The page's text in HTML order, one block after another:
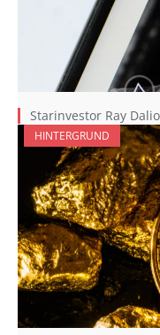
Starinvestor Ray
HINTERGRUND